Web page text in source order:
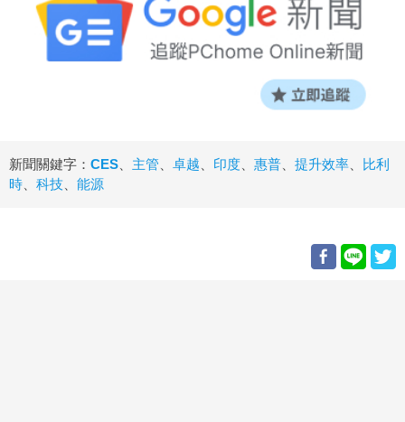
新聞關鍵字： CES 主管 卓越 印度 惠普 提升效率
比利
時
科技 能源